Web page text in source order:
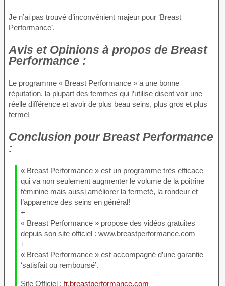
Je n’ai pas trouvé d’inconvénient majeur pour ‘Breast
Performance’.
Avis et Opinions à propos de Breast
Performance :
Le programme « Breast Performance » a une bonne
réputation, la plupart des femmes qui l’utilise disent voir une
réelle différence et avoir de plus beau seins, plus gros et plus
ferme!
Conclusion pour Breast Performance
:
« Breast Performance » est un programme très efficace
qui va non seulement augmenter le volume de la poitrine
féminine mais aussi améliorer la fermeté, la rondeur et
l’apparence des seins en général!
+
« Breast Performance » propose des vidéos gratuites
depuis son site officiel : www.breastperformance.com
+
« Breast Performance » est accompagné d’une garantie
‘satisfait ou remboursé’.
Site Officiel : fr.breastperformance.com